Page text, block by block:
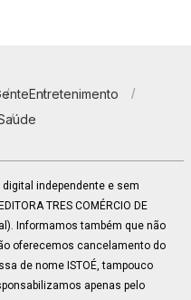
Entretenimento
digital independente e sem
TRES COMÉRCIO DE
Informamos também que não
oferecemos cancelamento do
de nome ISTOÉ, tampouco
apenas pelo